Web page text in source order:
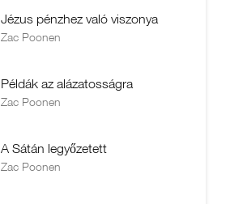
Jézus pénzhez való viszonya
Zac Poonen
Példák az alázatosságra
Zac Poonen
A Sátán legyőzetett
Zac Poonen